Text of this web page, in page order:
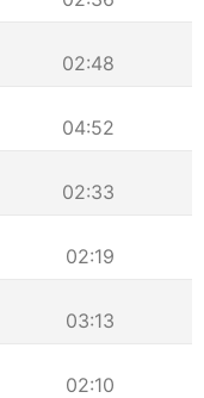
02:48
04:52
02:33
02:19
03:13
02:10